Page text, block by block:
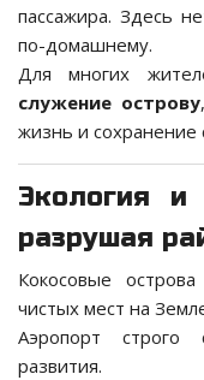
пассажира. Здесь
по-домашнему.
Для многих
служение острову
жизнь и
Экология
разрушая
Кокосовые
чистых мест на
Аэропорт строго
развития.